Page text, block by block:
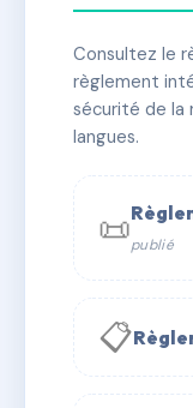
✓ Immatriculée
📞 Contacter
Consultez le
règlement
sécurité de la
langues.
📜publié
📋